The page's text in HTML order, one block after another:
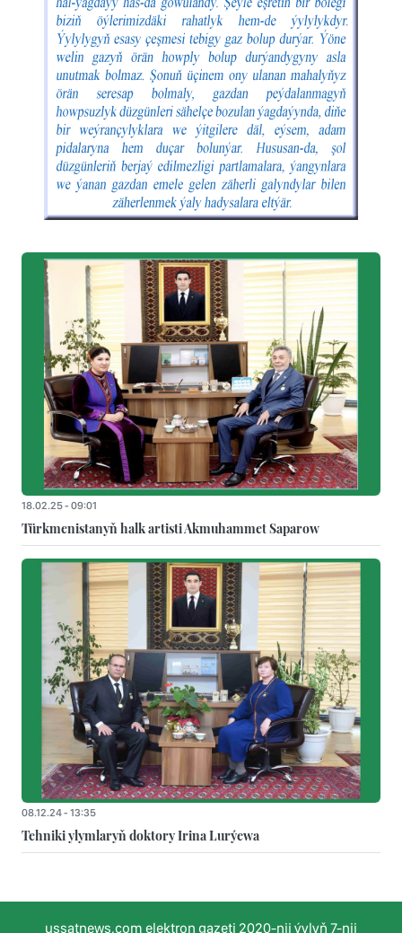
18.02.25 - 09:01
Türkmenistanyň halk artisti Akmuhammet Saparow
08.12.24 - 13:35
Tehniki ylymlaryň doktory Irina Lurýewa
ussatnews.com elektron gazeti 2020-nji ýylyň 7-nji